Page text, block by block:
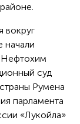
вокруг
начали
Нефтохим
суд
Румена
парламента
«Лукойла»